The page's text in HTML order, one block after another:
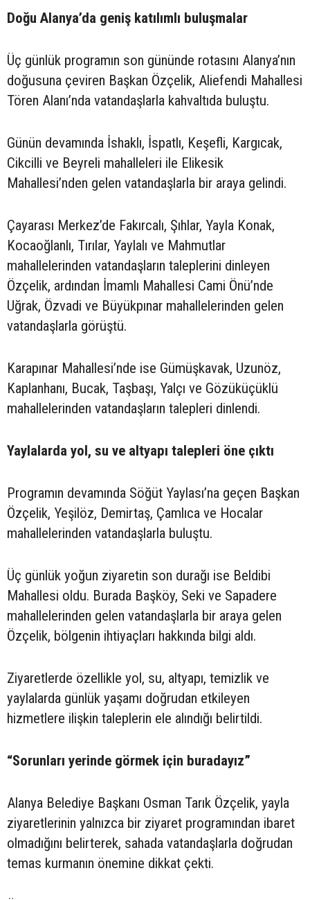
Doğu Alanya’da geniş katılımlı buluşmalar
Üç günlük programın son gününde rotasını Alanya’nın
doğusuna çeviren Başkan Özçelik, Aliefendi Mahallesi
Tören Alanı’nda vatandaşlarla kahvaltıda buluştu.
Günün devamında İshaklı, İspatlı, Keşefli, Kargıcak,
Cikcilli ve Beyreli mahalleleri ile Elikesik
Mahallesi’nden gelen vatandaşlarla bir araya gelindi.
Çayarası Merkez’de Fakırcalı, Şıhlar, Yayla Konak,
Kocaoğlanlı, Tırılar, Yaylalı ve Mahmutlar
mahallelerinden vatandaşların taleplerini dinleyen
Özçelik, ardından İmamlı Mahallesi Cami Önü’nde
Uğrak, Özvadi ve Büyükpınar mahallelerinden gelen
vatandaşlarla görüştü.
Karapınar Mahallesi’nde ise Gümüşkavak, Uzunöz,
Kaplanhanı, Bucak, Taşbaşı, Yalçı ve Gözüküçüklü
mahallelerinden vatandaşların talepleri dinlendi.
Yaylalarda yol, su ve altyapı talepleri öne çıktı
Programın devamında Söğüt Yaylası’na geçen Başkan
Özçelik, Yeşilöz, Demirtaş, Çamlıca ve Hocalar
mahallelerinden vatandaşlarla buluştu.
Üç günlük yoğun ziyaretin son durağı ise Beldibi
Mahallesi oldu. Burada Başköy, Seki ve Sapadere
mahallelerinden gelen vatandaşlarla bir araya gelen
Özçelik, bölgenin ihtiyaçları hakkında bilgi aldı.
Ziyaretlerde özellikle yol, su, altyapı, temizlik ve
yaylalarda günlük yaşamı doğrudan etkileyen
hizmetlere ilişkin taleplerin ele alındığı belirtildi.
“Sorunları yerinde görmek için buradayız”
Alanya Belediye Başkanı Osman Tarık Özçelik, yayla
ziyaretlerinin yalnızca bir ziyaret programından ibaret
olmadığını belirterek, sahada vatandaşlarla doğrudan
temas kurmanın önemine dikkat çekti.